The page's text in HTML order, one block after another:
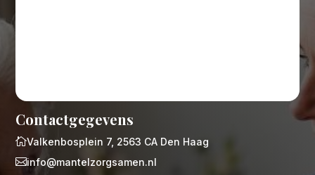
Contactgegevens
Valkenbosplein 7, 2563 CA Den Haag
info@mantelzorgsamen.nl